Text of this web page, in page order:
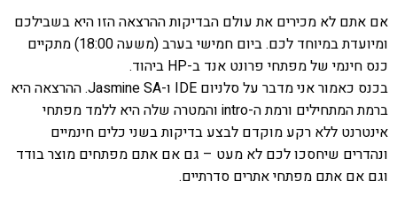
אם אתם לא מכירים את עולם הבדיקות ההרצאה הזו היא בשבילכם
ומיועדת במיוחד לכם. ביום חמישי בערב (משעה 18:00) מתקיים
כנס חינמי של מפתחי פרונט אנד ב-HP ביהוד.
בכנס כאמור אני מדבר על סלניום IDE ו-Jasmine SA. ההרצאה היא
ברמת המתחילים ורמת ה-intro והמטרה שלה היא ללמד מפתחי
אינטרנט ללא רקע מוקדם לבצע בדיקות בשני כלים חינמיים
ונהדרים שיחסכו לכם לא מעט – גם אם אתם מפתחים מוצר בודד
וגם אם אתם מפתחי אתרים סדרתיים.